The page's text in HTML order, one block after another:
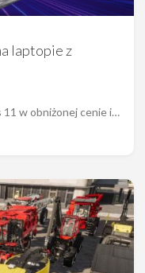
laptopie z
w obniżonej cenie i…